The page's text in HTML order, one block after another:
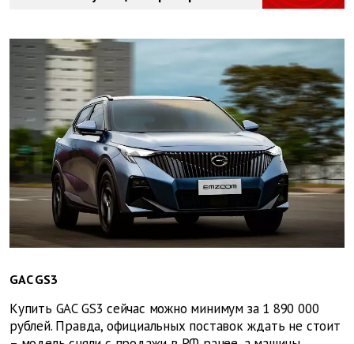
GAC GS3
Купить GAC GS3 сейчас можно минимум за 1 890 000
рублей. Правда, официальных поставок ждать не стоит